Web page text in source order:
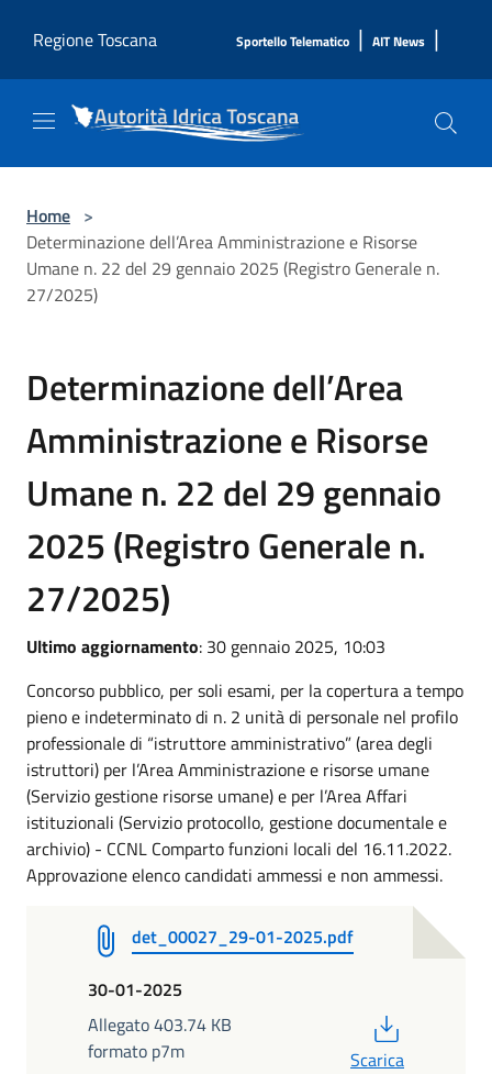
Regione Toscana
Sportello Telematico | AIT News |
Home >
Determinazione dell’Area Amministrazione e Risorse
Umane n. 22 del 29 gennaio 2025 (Registro Generale n.
27/2025)
Determinazione dell’Area
Amministrazione e Risorse
Umane n. 22 del 29 gennaio
2025 (Registro Generale n.
27/2025)
Ultimo aggiornamento: 30 gennaio 2025, 10:03
Concorso pubblico, per soli esami, per la copertura a tempo
pieno e indeterminato di n. 2 unità di personale nel profilo
professionale di “istruttore amministrativo” (area degli
istruttori) per l’Area Amministrazione e risorse umane
(Servizio gestione risorse umane) e per l’Area Affari
istituzionali (Servizio protocollo, gestione documentale e
archivio) - CCNL Comparto funzioni locali del 16.11.2022.
Approvazione elenco candidati ammessi e non ammessi.
det_00027_29-01-2025.pdf
30-01-2025
Allegato 403.74 KB
formato p7m
Scarica